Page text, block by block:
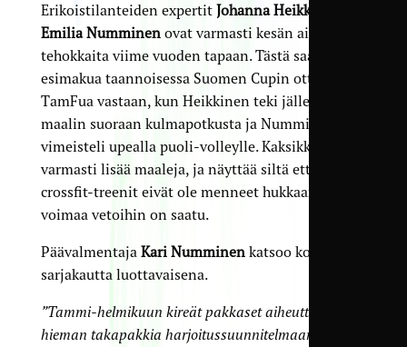
Erikoistilanteiden expertit Johanna Heikkinen
Emilia Numminenovat varmasti kesän aikana
tehokkaita viime vuoden tapaan. Tästä saatiin jo
esimakua taannoisessa Suomen Cupin ottelussa
TamFua vastaan, kun Heikkinen teki jälleen
maalin suoraan kulmapotkusta ja Numminen
vimeisteli upealla puoli-volleylle. Kaksikko janoaa
varmasti lisää maaleja, ja näyttää siltä että talven
crossfit-treenit eivät ole menneet hukkaan, vaan
voimaa vetoihin on saatu.
Päävalmentaja Kari Numminenkatsoo kohti
sarjakautta luottavaisena.
”Tammi-helmikuun kireät pakkaset aiheuttivat
hieman takapakkia harjoitus­suunnitelmaan, mutta